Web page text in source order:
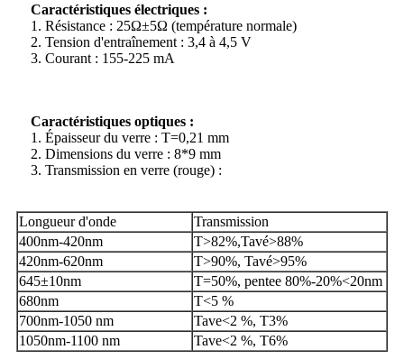
Caractéristiques électriques :
1. Résistance : 25Ω±5Ω (température normale)
2. Tension d'entraînement : 3,4 à 4,5 V
3. Courant : 155-225 mA
Caractéristiques optiques :
1. Épaisseur du verre : T=0,21 mm
2. Dimensions du verre : 8*9 mm
3. Transmission en verre (rouge) :
Longueur d'onde
Transmission
400nm-420nm
T>82%,Tavé>88%
420nm-620nm T>90%, Tavé>95%
645±10nm T=50%, pentee 80%-20%<20nm
680nm
T<5 %
700nm-1050 nm Tave<2 %, T3%
1050nm-1100 nm Tave<2 %, T6%